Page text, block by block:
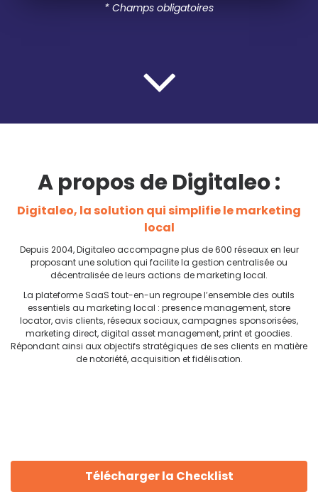
* Champs obligatoires
A propos de Digitaleo :
Digitaleo, la solution qui simplifie le marketing
local
Depuis 2004, Digitaleo accompagne plus de 600 réseaux en leur
proposant une solution qui facilite la gestion centralisée ou
décentralisée de leurs actions de marketing local.
La plateforme SaaS tout-en-un regroupe l’ensemble des outils
essentiels au marketing local : presence management, store
locator, avis clients, réseaux sociaux, campagnes sponsorisées,
marketing direct, digital asset management, print et goodies.
Répondant ainsi aux objectifs stratégiques de ses clients en matière
de notoriété, acquisition et fidélisation.
Télécharger la Checklist